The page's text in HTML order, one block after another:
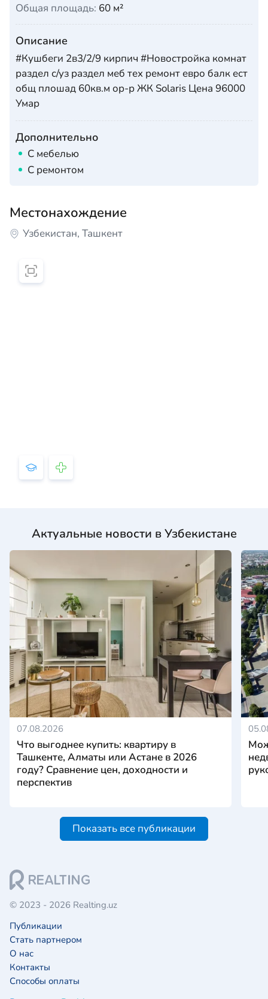
Общая площадь: 60 м²
Описание
#Кушбеги 2в3/2/9 кирпич #Новостройка комнат
раздел с/уз раздел меб тех ремонт евро балк ест
общ плошад 60кв.м ор-р ЖК Solaris Цена 96000
Умар
Дополнительно
С мебелью
С ремонтом
Местонахождение
Узбекистан, Ташкент
Актуальные новости в Узбекистане
07.08.2026
Что выгоднее купить: квартиру в
Ташкенте, Алматы или Астане в 2026
году? Сравнение цен, доходности и
перспектив
Показать все публикации
© 2023 - 2026 Realting.uz
Публикации
Стать партнером
О нас
Контакты
Способы оплаты